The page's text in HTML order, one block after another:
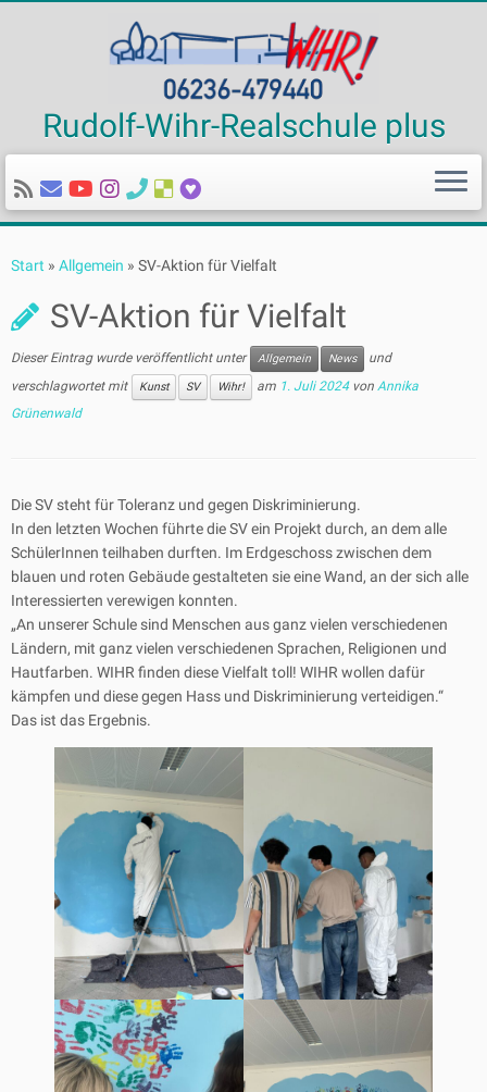
Inhalt
Rudolf-Wihr-Realschule plus
Start » Allgemein » SV-Aktion für Vielfalt
SV-Aktion für Vielfalt
Dieser Eintrag wurde veröffentlicht unter Allgemein News
und
verschlagwortet mit
Kunst SV Wihr! am 1. Juli 2024 von Annika
Grünenwald
Die SV steht für Toleranz und gegen Diskriminierung.
In den letzten Wochen führte die SV ein Projekt durch, an dem alle
SchülerInnen teilhaben durften. Im Erdgeschoss zwischen dem
blauen und roten Gebäude gestalteten sie eine Wand, an der sich alle
Interessierten verewigen konnten.
„An unserer Schule sind Menschen aus ganz vielen verschiedenen
Ländern, mit ganz vielen verschiedenen Sprachen, Religionen und
Hautfarben. WIHR finden diese Vielfalt toll! WIHR wollen dafür
kämpfen und diese gegen Hass und Diskriminierung verteidigen.“
Das ist das Ergebnis.